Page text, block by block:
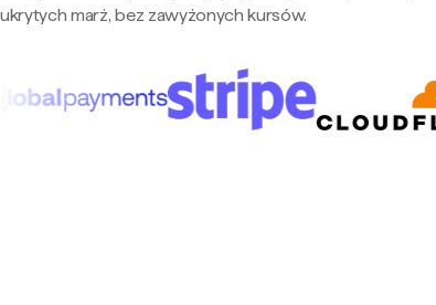
ukrytych marż, bez zawyżonych kursów.